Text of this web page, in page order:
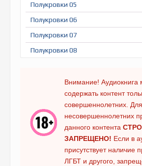
Полукровки 05
Полукровки 06
Полукровки 07
Полукровки 08
Полукровки 10
Полукровки 11
Полукровки 12
Полукровки 13
Полукровки 14
Полукровки 15
Внимание! Аудиокнига
содержать контент
совершеннолетних. Для
несовершеннолетних
данного контента
ЗАПРЕЩЕНО! Если в
присутствует наличие
ЛГБТ и другого,